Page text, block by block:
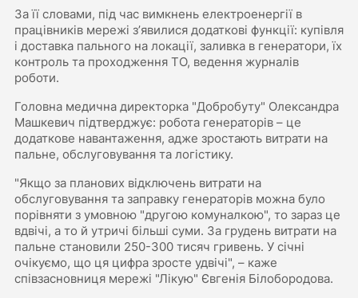
За її словами, під час вимкнень електроенергії в
працівників мережі зʼявилися додаткові функції: купівля
і доставка пального на локації, заливка в генератори, їх
контроль та проходження ТО, ведення журналів
роботи.
Головна медична директорка "Добробуту" Олександра
Машкевич підтверджує: робота генераторів – це
додаткове навантаження, адже зростають витрати на
пальне, обслуговування та логістику.
"Якщо за планових відключень витрати на
обслуговування та заправку генераторів можна було
порівняти з умовною "другою комуналкою", то зараз це
вдвічі, а то й утричі більші суми. За грудень витрати на
пальне становили 250-300 тисяч гривень. У січні
очікуємо, що ця цифра зросте удвічі", – каже
співзасновниця мережі "Лікую" Євгенія Білобородова.